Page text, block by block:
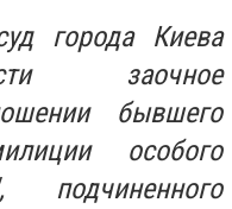
города Киева
заочное
бывшего
особого
подчиненного